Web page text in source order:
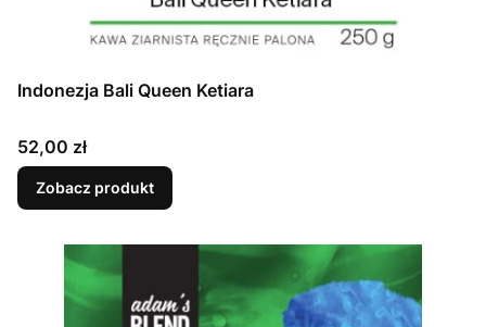
Indonezja Bali Queen Ketiara
Cena
52,00 zł
Zobacz produkt